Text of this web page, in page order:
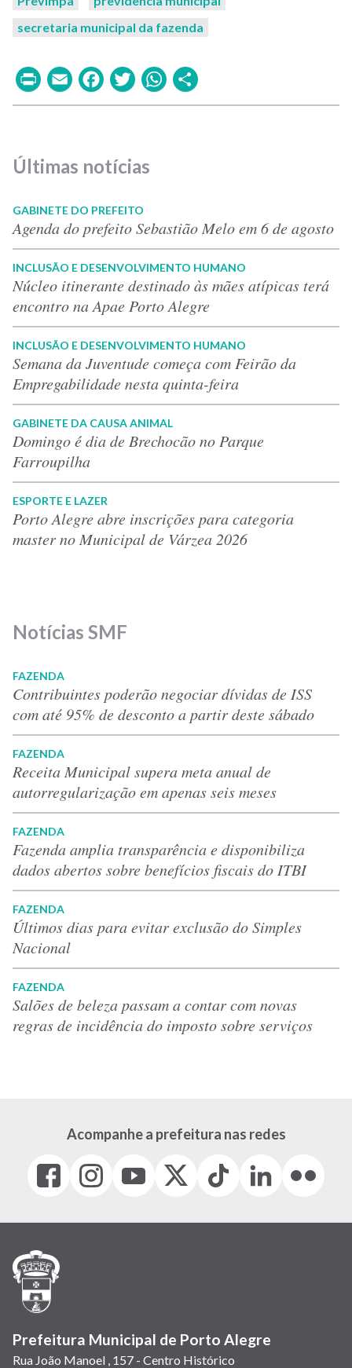
secretaria municipal da fazenda
PrintEmailFacebook
TwitterWhatsApp
Últimas notícias
GABINETE DO PREFEITO
Agenda do prefeito Sebastião Melo em 6 de agosto
INCLUSÃO E DESENVOLVIMENTO HUMANO
Núcleo itinerante destinado às mães atípicas terá
encontro na Apae Porto Alegre
INCLUSÃO E DESENVOLVIMENTO HUMANO
Semana da Juventude começa com Feirão da
Empregabilidade nesta quinta-feira
GABINETE DA CAUSA ANIMAL
Domingo é dia de Brechocão no Parque
Farroupilha
ESPORTE E LAZER
Porto Alegre abre inscrições para categoria
master no Municipal de Várzea 2026
Notícias SMF
FAZENDA
Contribuintes poderão negociar dívidas de ISS
com até 95% de desconto a partir deste sábado
FAZENDA
Receita Municipal supera meta anual de
autorregularização em apenas seis meses
FAZENDA
Fazenda amplia transparência e disponibiliza
dados abertos sobre benefícios fiscais do ITBI
FAZENDA
Últimos dias para evitar exclusão do Simples
Nacional
FAZENDA
Salões de beleza passam a contar com novas
regras de incidência do imposto sobre serviços
Acompanhe a prefeitura nas redes
Facebook
(link
em
janela)
Instagram
(link
em
(link
em
(Antigo
(link
Tiktok
(link
em
LinkedIn
(link
em
(link
em
Prefeitura Municipal de Porto Alegre
Rua João Manoel , 157 - Centro Histórico